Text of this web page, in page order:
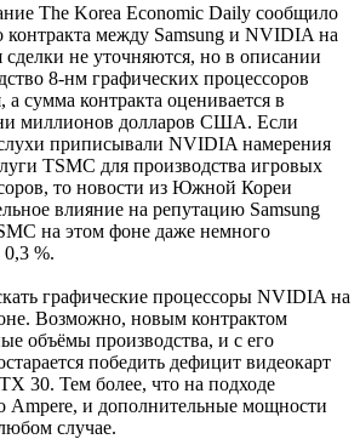
The Korea Economic Daily сообщило
контракта между Samsung и NVIDIA на
сделки не уточняются, но в описании
8-нм графических процессоров
а сумма контракта оценивается в
миллионов долларов США. Если
слухи приписывали NVIDIA намерения
TSMC для производства игровых
то новости из Южной Кореи
влияние на репутацию Samsung
на этом фоне даже немного
0,3 %.
графические процессоры NVIDIA на
Возможно, новым контрактом
объёмы производства, и с его
победить дефицит видеокарт
30. Тем более, что на подходе
Ampere, и дополнительные мощности
случае.